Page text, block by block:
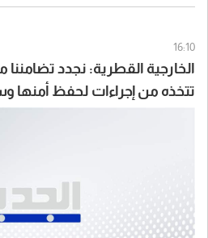
16:10
الخارجية القطرية: نجدد
تتخذه من إجراءات لحفظ أمنها